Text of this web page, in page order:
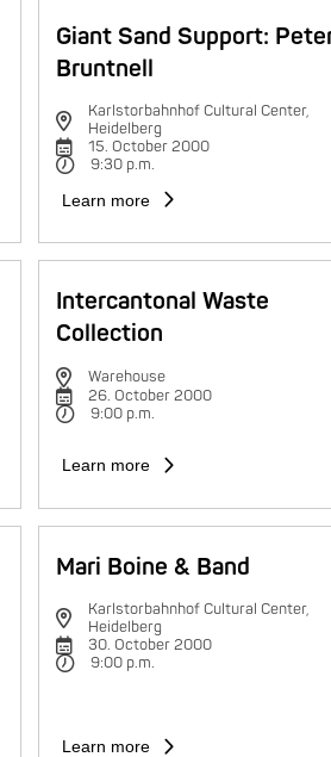
Giant Sand Support:
Bruntnell
Karlstorbahnhof Cultural Center,
Heidelberg
15. October 2000
9:30 p.m.
Learn more
Intercantonal Waste
Collection
Warehouse
26. October 2000
9:00 p.m.
Learn more
Mari Boine & Band
Karlstorbahnhof Cultural Center,
Heidelberg
30. October 2000
9:00 p.m.
Learn more